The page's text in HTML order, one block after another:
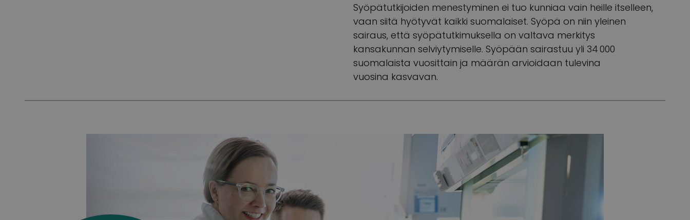
Syöpätutkijoiden menestyminen ei tuo kunniaa vain heille itselleen,
vaan siitä hyötyvät kaikki suomalaiset. Syöpä on niin yleinen
sairaus, että syöpätutkimuksella on valtava merkitys
kansakunnan selviytymiselle. Syöpään sairastuu yli 34 000
suomalaista vuosittain ja määrän arvioidaan tulevina
vuosina kasvavan.